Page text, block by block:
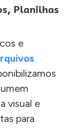
Planilhas
e
visual e
para